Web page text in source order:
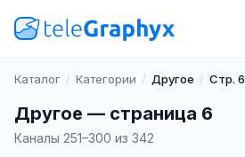
Каталог / Категории / Другое / Стр. 6
Другое — страница 6
Каналы 251–300 из 342